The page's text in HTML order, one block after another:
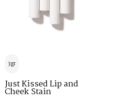
3gr
Just Kissed Lip and
Cheek Stain